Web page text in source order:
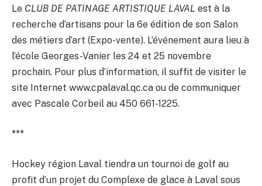
Le CLUB DE PATINAGE ARTISTIQUE LAVAL est à la
recherche d’artisans pour la 6e édition de son Salon
des métiers d’art (Expo-vente). L’événement aura lieu à
l’école Georges-Vanier les 24 et 25 novembre
prochain. Pour plus d’information, il suffit de visiter le
site Internet www.cpalaval.qc.ca ou de communiquer
avec Pascale Corbeil au 450 661-1225.
***
Hockey région Laval tiendra un tournoi de golf au
profit d’un projet du Complexe de glace à Laval sous